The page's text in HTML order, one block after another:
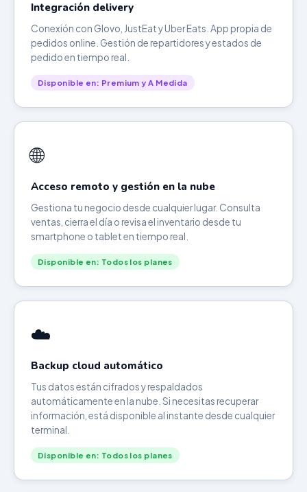
Integración delivery
Conexión con Glovo, JustEat y Uber Eats. App propia de
pedidos online. Gestión de repartidores y estados de
pedido en tiempo real.
Disponible en: Premium y A Medida
🌐
Acceso remoto y gestión en la nube
Gestiona tu negocio desde cualquier lugar. Consulta
ventas, cierra el día o revisa el inventario desde tu
smartphone o tablet en tiempo real.
Disponible en: Todos los planes
☁️
Backup cloud automático
Tus datos están cifrados y respaldados
automáticamente en la nube. Si necesitas recuperar
información, está disponible al instante desde cualquier
terminal.
Disponible en: Todos los planes